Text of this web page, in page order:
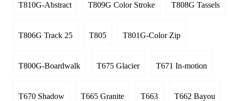
T810G-Abstract T809G Color Stroke T808G Tassels
T806G Track 25 T805 T801G-Color Zip
T800G-Boardwalk T675 Glacier T671 In-motion
T670 Shadow T665 Granite T663 T662 Bayou